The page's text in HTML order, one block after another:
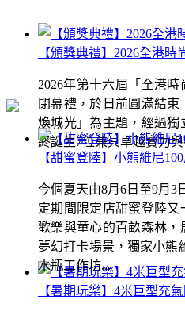
【頒獎典禮】2026全港時
2026年第十六屆「全港
閉幕禮，於日前圓滿結
煥城光」為主題，經過
終誕生7位兼具卓越實力
【暑期玩樂】4米巨型充
【甜蜜登陸】小熊維尼
今個夏天由8月6日至9月3
定期間限定店甜蜜登陸
歡樂與童心的百畝森林，
夢幻打卡場景，獨家小熊
水瓶工作坊...